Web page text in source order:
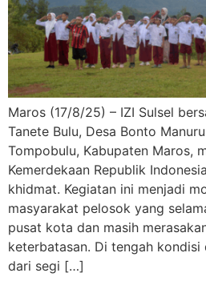
Maros (17/8/25) – IZI Sulsel
Tanete Bulu, Desa Bonto
Tompobulu, Kabupaten Maros,
Kemerdekaan Republik
khidmat. Kegiatan ini menjadi
masyarakat pelosok yang
pusat kota dan masih
keterbatasan. Di tengah
dari segi […]